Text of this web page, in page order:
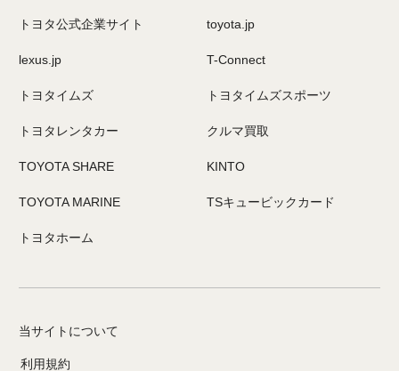
トヨタ公式企業サイト toyota.jp
lexus.jp T-Connect
トヨタイムズ トヨタイムズスポーツ
トヨタレンタカー クルマ買取
TOYOTA SHARE KINTO
TOYOTA MARINE TSキュービックカード
トヨタホーム
当サイトについて
利用規約